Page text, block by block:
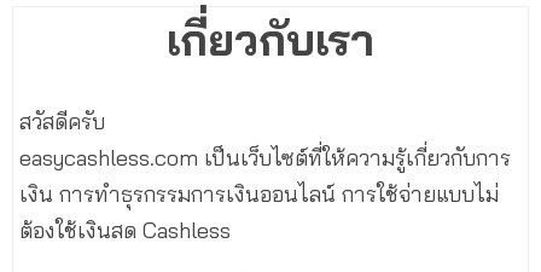
เกี่ยวกับเรา
สวัสดีครับ
easycashless.com เป็นเว็บไซต์ที่ให้ความรู้เกี่ยวกับการ
เงิน การทำธุรกรรมการเงินออนไลน์ การใช้จ่ายแบบไม่
ต้องใช้เงินสด Cashless